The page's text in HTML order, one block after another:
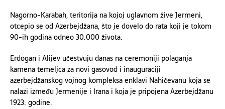
Nagorno-Karabah, teritorija na kojoj uglavnom žive Jermeni,
otcepio se od Azerbejdžana, što je dovelo do rata koji je tokom
90-ih godina odneo 30.000 života.
Erdogan i Alijev učestvuju danas na ceremoniji polaganja
kamena temeljca za novi gasovod i inauguraciji
azerbejdžanskog vojnog kompleksa enklavi Nahičevanu koja se
nalazi između Jermenije i Irana i koja je pripojena Azerbejdžanu
1923. godine.